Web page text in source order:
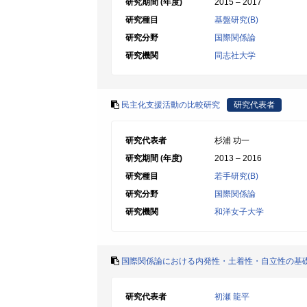
研究期間 (年度)
2015 – 2017
研究種目
基盤研究(B)
研究分野
国際関係論
研究機関
同志社大学
民主化支援活動の比較研究 研究代表者
研究代表者
杉浦 功一
研究期間 (年度)
2013 – 2016
研究種目
若手研究(B)
研究分野
国際関係論
研究機関
和洋女子大学
国際関係論における内発性・土着性・自立性の基
研究代表者 初瀬 龍平